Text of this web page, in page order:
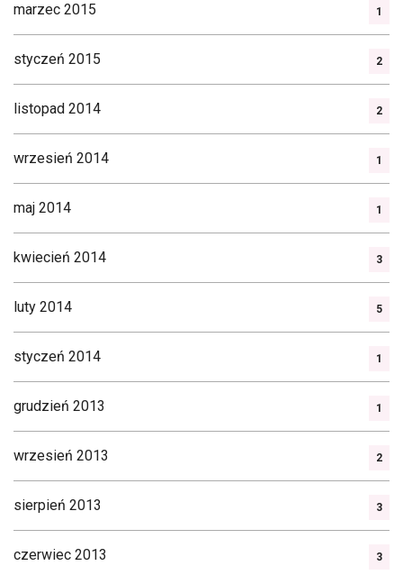
marzec 2015 1
styczeń 2015 2
listopad 2014 2
wrzesień 2014 1
maj 2014 1
kwiecień 2014 3
luty 2014 5
styczeń 2014 1
grudzień 2013 1
wrzesień 2013 2
sierpień 2013 3
czerwiec 2013 3